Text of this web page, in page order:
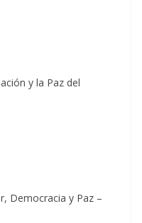
y la Paz del
Democracia y Paz –